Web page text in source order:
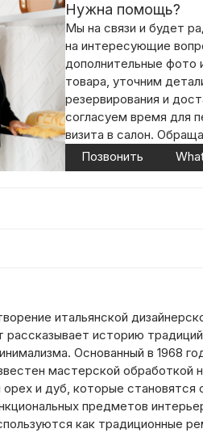
Нужна помощь?
Мы на связи и будет
на интересующие
дополнительные фото
товара, уточним
резервирования и
согласуем время для
визита в салон.
Позвонить
итальянской
историю
Основанный в 1968
мастерской обработкой
и дуб, которые становятся
предметов
как традиционные